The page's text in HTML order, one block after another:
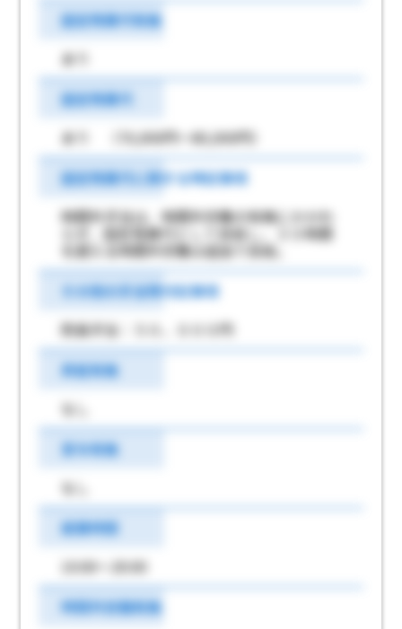
固定残業代有無
あり
固定残業代
あり （70,000円～80,000円）
固定残業代に関する特記事項
時間外手当は、時間外労働の有無にかかわ
らず、固定残業代として支給し、３０時間
を超える時間外労働は追加で支給。
その他の手当等付記事項
院長手当：５０，０００円
昇給有無
なし
賞与有無
なし
就業時間
10:00～20:00
時間外労働有無